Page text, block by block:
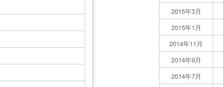
2015年3月
2015年1月
2014年11月
2014年9月
2014年7月